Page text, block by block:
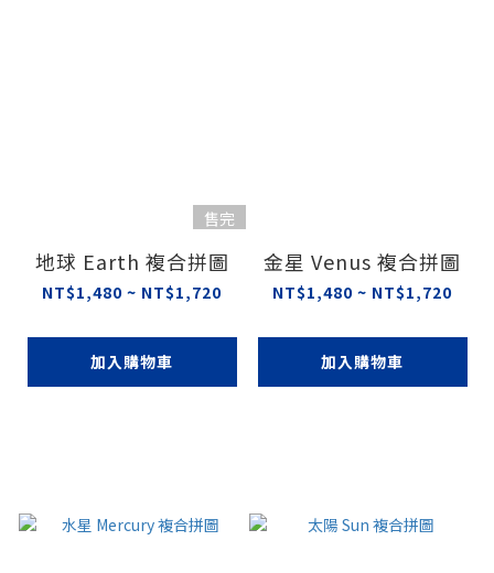
售完
地球 Earth 複合拼圖
NT$1,480 ~ NT$1,720
加入購物車
金星 Venus 複合拼圖
NT$1,480 ~ NT$1,720
加入購物車